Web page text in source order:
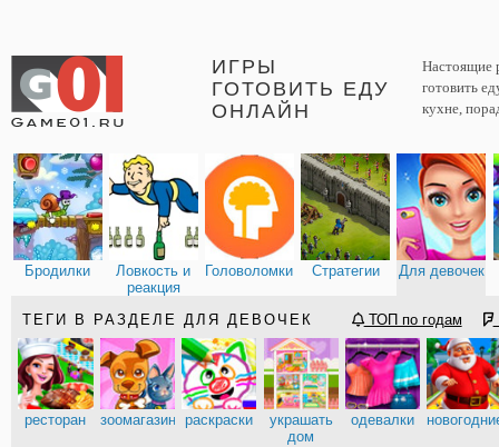
ИГРЫ
ГОТОВИТЬ ЕДУ
ОНЛАЙН
Настоящие
готовить
кухне,
Бродилки
Ловкость и
реакция
Головоломки Стратегии Для девочек
ТЕГИ В РАЗДЕЛЕ ДЛЯ ДЕВОЧЕК ТОП по годам
ресторан зоомагазин раскраски
украшать
дом
одевалки